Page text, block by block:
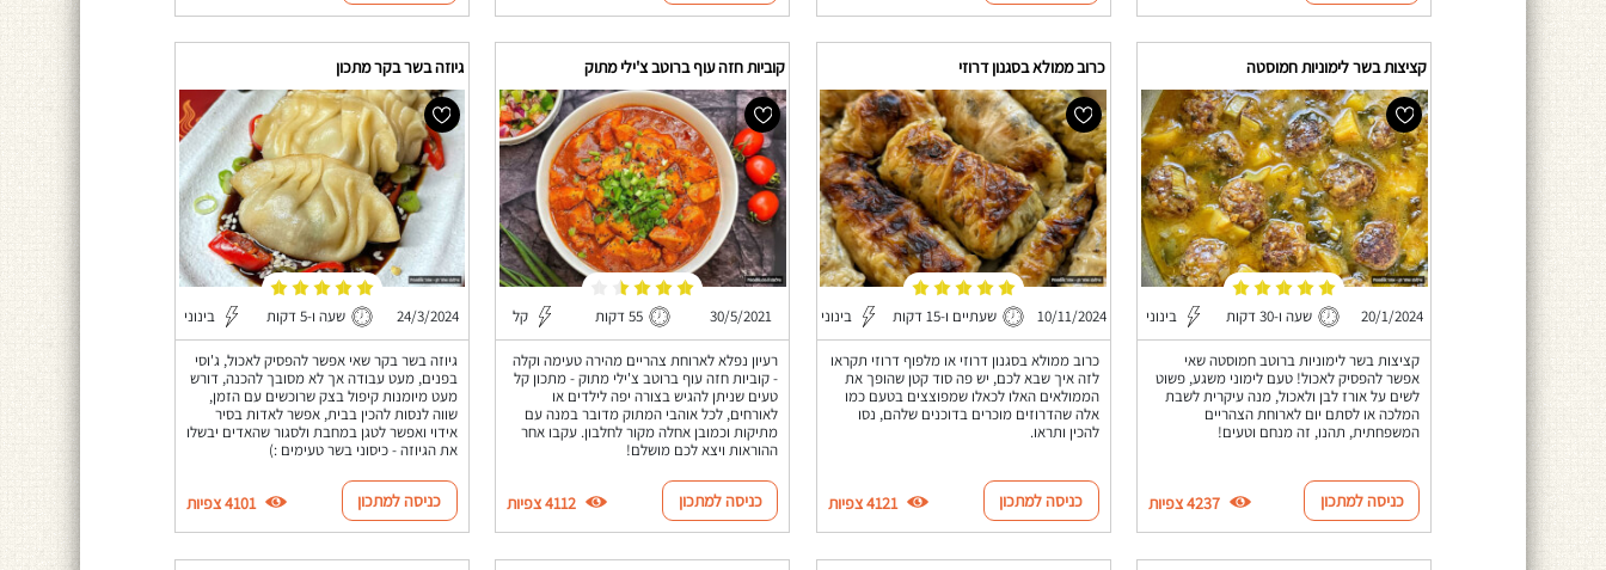
קציצות בשר לימוניות חמוסטה
20/1/2024 שעה ו-30 דקות בינוני
קציצות בשר לימוניות ברוטב חמוסטה שאי
אפשר להפסיק לאכול! טעם לימוני משגע, פשוט
לשים על אורז לבן ולאכול, מנה עיקרית לשבת
המלכה או לסתם יום לארוחת הצהריים
המשפחתית, תהנו, זה מנחם וטעים!
כניסה למתכון 4237 צפיות
כרוב ממולא בסגנון דרוזי
10/11/2024 שעתיים ו-15 דקות בינוני
כרוב ממולא בסגנון דרוזי או מלפוף דרוזי תקראו
לזה איך שבא לכם, יש פה סוד קטן שהופך את
הממולאים האלו לכאלו שמפוצצים בטעם כמו
אלה שהדרוזים מוכרים בדוכנים שלהם, נסו
להכין ותראו.
כניסה למתכון 4121 צפיות
קוביות חזה עוף ברוטב צ'ילי מתוק
30/5/2021 55 דקות קל
רעיון נפלא לארוחת צהריים מהירה טעימה וקלה
- קוביות חזה עוף ברוטב צ'ילי מתוק - מתכון קל
טעים שניתן להגיש בצורה יפה לילדים או
לאורחים, לכל אוהבי המתוק מדובר במנה עם
מתיקות וכמובן אחלה מקור לחלבון. עקבו אחר
ההוראות ויצא לכם מושלם!
כניסה למתכון 4112 צפיות
גיוזה בשר בקר מתכון
24/3/2024 שעה ו-5 דקות בינוני
גיוזה בשר בקר שאי אפשר להפסיק לאכול, ג'וסי
בפנים, מעט עבודה אך לא מסובך להכנה, דורש
מעט מיומנות קיפול בצק שרוכשים עם הזמן,
שווה לנסות להכין בבית, אפשר לאדות בסיר
אידוי ואפשר לטגן במחבת ולסגור שהאדים יבשלו
את הגיוזה - כיסוני בשר טעימים :)
כניסה למתכון 4101 צפיות